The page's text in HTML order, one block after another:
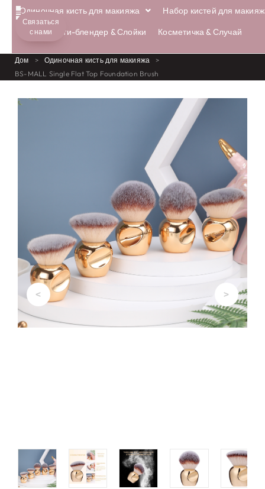
Связаться
с нами
Одиночная кисть для макияжа
Набор кистей для
Бьюти-блендер & Слойки
Косметичка & Случай
Дом > Одиночная кисть для макияжа
>
BS-MALL Single Flat Top Foundation Brush
< >